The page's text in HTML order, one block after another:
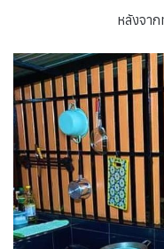
หลังจาก